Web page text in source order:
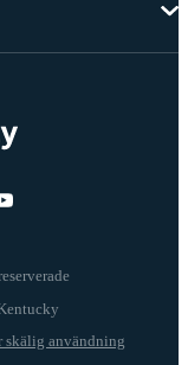
skälig användning